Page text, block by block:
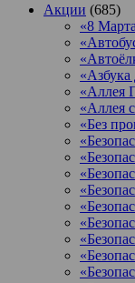
Акции (685)
«8
«Азбука
«Аллея
«Аллея
«Без